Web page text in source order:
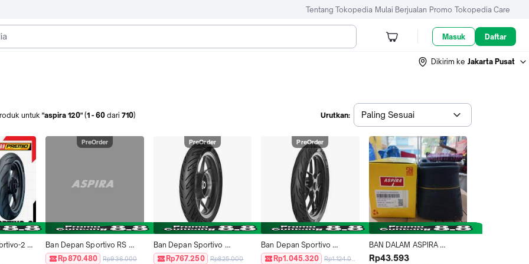
Tentang Tokopedia Mulai Berjualan Promo Tokopedia Care
Masuk Daftar
Dikirim ke Jakarta Pusat
untuk "aspira 120" (1 -60 dari 710) Urutkan: Paling Sesuai
2
PreOrder
Ban Depan Sportivo RS
Tubeless 120/60-17 Honda
Rp870.480 Rp936.000
PreOrder
Ban Depan Sportivo
Tubeless 120/70-13 Yamaha
Rp767.250 Rp825.000
PreOrder
Ban Depan Sportivo
Tubeless 120/70-17 Honda
Rp1.045.320
BAN DALAM ASPIRA
300/325-18 - 90/90-18,
Rp43.593